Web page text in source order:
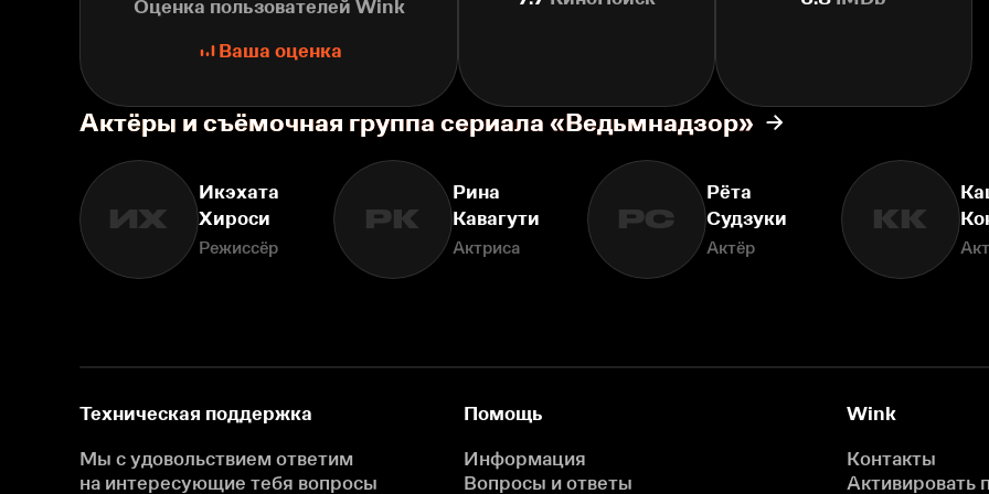
Оценка пользователей Wink
Ваша оценка
Актёры и съёмочная группа сериала «Ведьмнадзор»
ИХ
Икэхата
Хироси
Режиссёр
РК
Рина
Кавагути
Актриса
РС
Рёта
Судзуки
Актёр
КК
Техническая поддержка
Мы с удовольствием ответим
на интересующие тебя вопросы
Помощь
Информация
Вопросы и ответы
Wink
Контакты
Активировать